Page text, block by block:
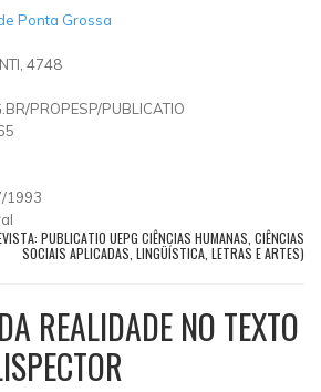
Ponta Grossa
4748
PROPESP/PUBLICATIO
1993
PUBLICATIO UEPG CIÊNCIAS HUMANAS, CIÊNCIAS
SOCIAIS APLICADAS, LINGÜÍSTICA, LETRAS E ARTES)
REALIDADE NO TEXTO